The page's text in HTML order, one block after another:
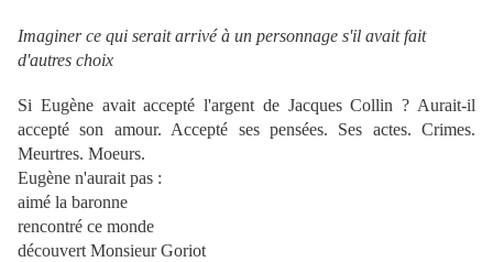
Imaginer ce qui serait arrivé à un personnage s'il avait fait
d'autres choix
Si Eugène avait accepté l'argent de Jacques Collin ? Aurait-il
accepté son amour. Accepté ses pensées. Ses actes. Crimes.
Meurtres. Moeurs.
Eugène n'aurait pas :
aimé la baronne
rencontré ce monde
découvert Monsieur Goriot